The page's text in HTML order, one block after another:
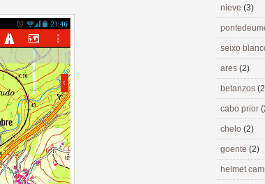
nieve (3)
seixo
ares (2)
betanzos
cabo prior
chelo (2)
goente (2)
helmet